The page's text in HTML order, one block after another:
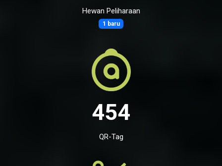
Hewan Peliharaan
1 baru
454
QR-Tag